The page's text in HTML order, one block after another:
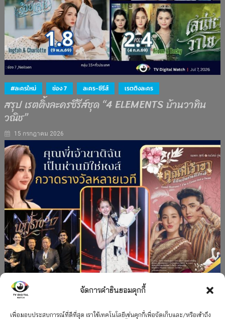
จัดการคำยินยอมคุกกี้
เพื่อมอบประสบการณ์ที่ดีที่สุด เราใช้เทคโนโลยีเช่นคุกกี้เพื่อจัดเก็บและ/หรือเข้าถึง
#ละครใหม่ ช่อง 7 ละคร-ซีรีส์ เรตติงละคร
สรุป เรตติ้งละครซีรีส์ชุด “4 ELEMENTS บ้านวาทิน
วณิช”
15 กรกฎาคม 2026